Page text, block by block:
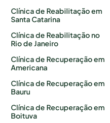
Clínica de Reabilitação em
Santa Catarina
Clínica de Reabilitação no
Rio de Janeiro
Clínica de Recuperação em
Americana
Clínica de Recuperação em
Bauru
Clínica de Recuperação em
Boituva